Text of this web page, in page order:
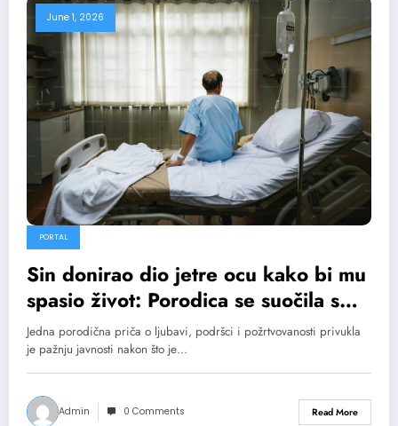
June 1, 2026
PORTAL
Sin donirao dio jetre ocu kako bi mu
spasio život: Porodica se suočila s
neočekivanim izazovima
Jedna porodična priča o ljubavi, podršci i požrtvovanosti privukla
je pažnju javnosti nakon što je…
Admin 0 Comments Read More